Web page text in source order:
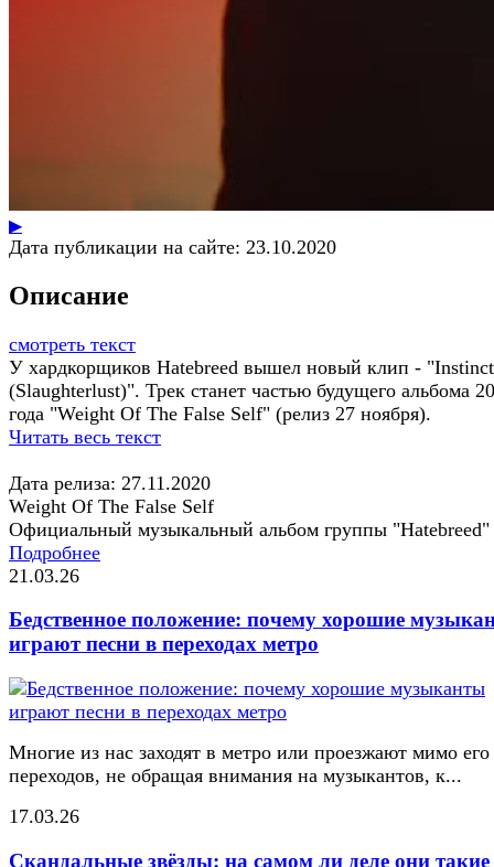
▶
Дата публикации на сайте: 23.10.2020
Описание
смотреть текст
У хардкорщиков Hatebreed вышел новый клип -
(Slaughterlust)". Трек станет частью будущего альбома
года "Weight Of The False Self" (релиз 27 ноября).
Читать весь текст
Дата релиза: 27.11.2020
Weight Of The False Self
Официальный музыкальный альбом группы "Hatebreed"
Подробнее
21.03.26
Бедственное положение: почему хорошие
играют песни в переходах метро
Многие из нас заходят в метро или проезжают мимо его
переходов, не обращая внимания на музыкантов, к...
17.03.26
Скандальные звёзды: на самом ли деле они такие